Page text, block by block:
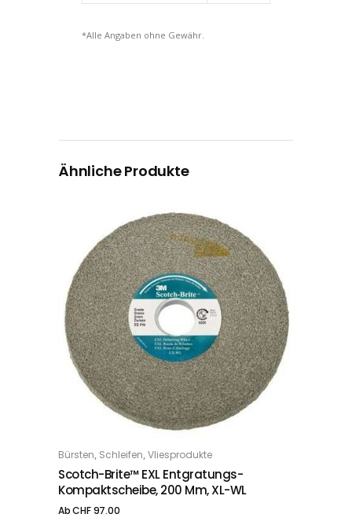
*Alle Angaben ohne Gewähr.
Ähnliche Produkte
OPTIONS
Bürsten, Schleifen,Vliesprodukte
Scotch-Brite™ EXL Entgratungs-
Kompaktscheibe, 200 Mm, XL-WL
AbCHF97.00